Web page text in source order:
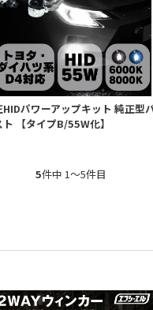
HIDパワーアップキット 純正型
ト 【タイプB/55W化】
5件中 1〜5件目